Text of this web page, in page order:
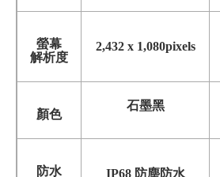
螢幕
解析度
2,432 x 1,080pixels
顏色
石墨黑
防水 IP68 防塵防水